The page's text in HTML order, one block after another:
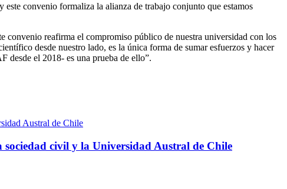
convenio formaliza la alianza de trabajo conjunto que estamos
convenio reafirma el compromiso público de nuestra universidad con los
desde nuestro lado, es la única forma de sumar esfuerzos y hacer
desde el 2018- es una prueba de ello”.
sociedad civil y la Universidad Austral de Chile